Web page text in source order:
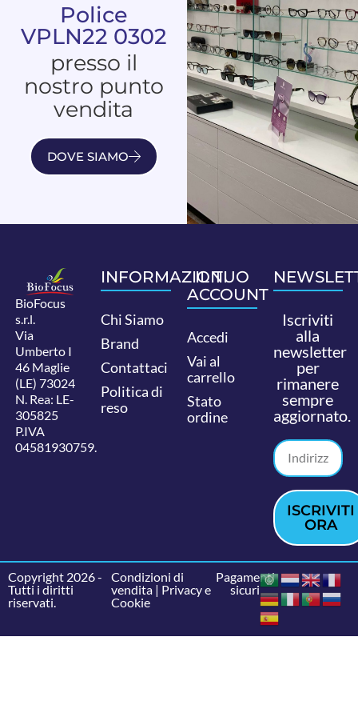
Police
VPLN22 0302
presso il
nostro punto
vendita
DOVE SIAMO
BioFocus
s.r.l.
Via
Umberto I
46 Maglie
(LE) 73024
N. Rea: LE-
305825
P.IVA
04581930759.
INFORMAZIONI
Chi Siamo
Brand
Contattaci
Politica di
reso
IL TUO
ACCOUNT
Accedi
Vai al
carrello
Stato
ordine
Iscriviti
alla
newsletter
per
rimanere
sempre
aggiornato.
ISCRIVITI
ORA
Copyright 2026 -
Tutti i diritti
riservati.
Condizioni di
vendita| Privacy e
Cookie
Pagamenti
sicuri